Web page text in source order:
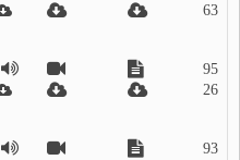
63
95
26
93